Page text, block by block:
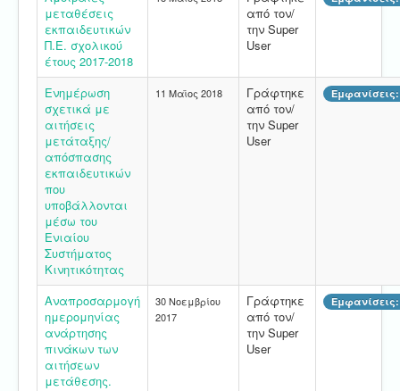
μεταθέσεις
εκπαιδευτικών
Π.Ε. σχολικού
έτους 2017-2018
από τον/
την Super
User
Ενημέρωση
σχετικά με
αιτήσεις
μετάταξης/
απόσπασης
εκπαιδευτικών
που
υποβάλλονται
μέσω του
Ενιαίου
Συστήματος
Κινητικότητας
11 Μαϊος 2018
Γράφτηκε
από τον/
την Super
User
Εμφανίσεις:
Αναπροσαρμογή
ημερομηνίας
ανάρτησης
πινάκων των
αιτήσεων
μετάθεσης.
30 Νοεμβρίου
2017
Γράφτηκε
από τον/
την Super
User
Εμφανίσεις: